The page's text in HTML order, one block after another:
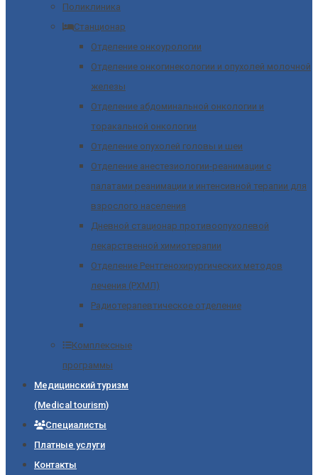
Поликлиника
Станционар
Отделение онкоурологии
Отделение онкогинекологии и опухолей молочной
железы
Отделение абдоминальной онкологии и
торакальной онкологии
Отделение опухолей головы и шеи
Отделение анестезиологии-реанимации с
палатами реанимации и интенсивной терапии для
взрослого населения
Дневной стационар противоопухолевой
лекарственной химиотерапии
Отделение Рентгенохирургических методов
лечения (РХМЛ)
Радиотерапевтическое отделение
Комплексные
программы
Медицинский туризм
(Medical tourism)
Специалисты
Платные услуги
Контакты